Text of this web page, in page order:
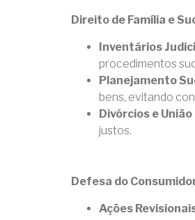
Direito de Família e
Inventários
procedimentos
Planejamento
bens, evitando
Divórcios e
justos.
Defesa do
Ações